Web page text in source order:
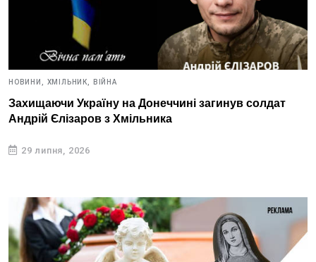
НОВИНИ, ХМІЛЬНИК, ВІЙНА
Захищаючи Україну на Донеччині загинув солдат
Андрій Єлізаров з Хмільника
29 липня, 2026